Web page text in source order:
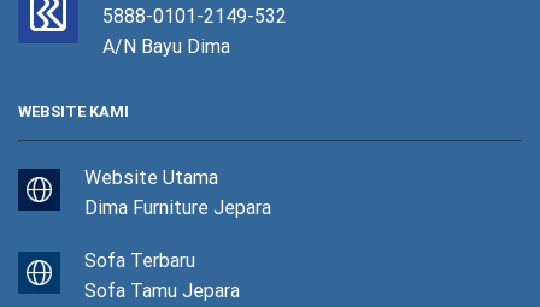
5888-0101-2149-532
A/N Bayu Dima
WEBSITE KAMI
Website Utama
Dima Furniture Jepara
Sofa Terbaru
Sofa Tamu Jepara